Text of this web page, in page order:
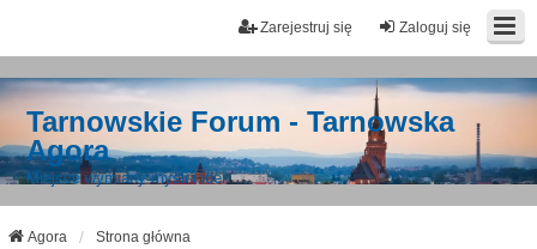
Zaloguj się
Zarejestruj się
Tarnowskie Forum - Tarnowska
Agora
Miejsce wymiany myśli i idei
Agora Strona główna